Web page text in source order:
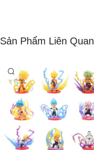
Sản Phẩm Liên Quan